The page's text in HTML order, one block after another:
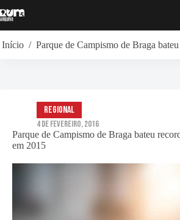
para
Início / Parque de Campismo de Braga
Parque de Campismo de Braga bateu
em 2015
Regional
4 de Fevereiro, 2016